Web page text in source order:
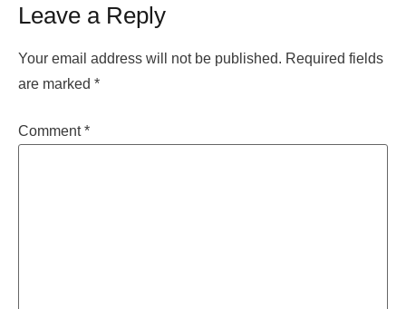
Leave a Reply
Your email address will not be published. Required fields
are marked *
Comment*